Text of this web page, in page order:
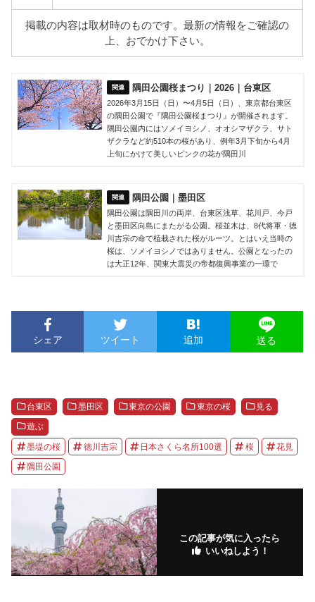
掲載の内容は取材時のものです。最新の情報をご確認の
上、おでかけ下さい。
隅田公園桜まつり｜2026｜台東区
2026年3月15日（日）〜4月5日（日）、東京都台東区
の隅田公園で『隅田公園桜まつり』が開催されます。
隅田公園内にはソメイヨシノ、オオシマザクラ、サト
ザクラなど約510本の桜があり、例年3月下旬から4月
上旬にかけて美しいピンクの花が隅田川
隅田公園｜墨田区
隅田公園は隅田川の両岸、台東区浅草、花川戸、今戸
と墨田区向島にまたがる公園。桜並木は、8代将軍・徳
川吉宗の命で植栽された桜がルーツ。とはいえ当時の
桜は、ソメイヨシノではありません。公園となったの
は大正12年、関東大震災の帝都復興事業の一環で
シェア ツイート 追加 送る
台東区 墨田区 東京の公園 東京の桜 見る
遊ぶ
墨堤の桜 徳川吉宗 日本さくら名所100選 桜 花見
隅田公園
この記事が気に入ったら
いいねしよう！